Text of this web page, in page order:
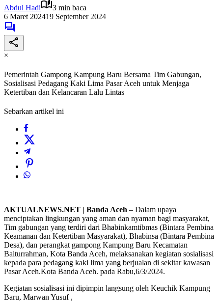
Abdul Hadi
3 min baca
6 Maret 202419 September 2024
×
Pemerintah Gampong Kampung Baru Bersama Tim Gabungan,
Sosialisasi Pedagang Kaki Lima Pasar Aceh untuk Menjaga
Ketertiban dan Kelancaran Lalu Lintas
Sebarkan artikel ini
AKTUALNEWS.NET | Banda Aceh – Dalam upaya
menciptakan lingkungan yang aman dan nyaman bagi masyarakat,
Tim gabungan yang terdiri dari Bhabinkamtibmas (Bintara Pembina
Keamanan dan Ketertiban Masyarakat), Bhabinsa (Bintara Pembina
Desa), dan perangkat gampong Kampung Baru Kecamatan
Baiturrahman, Kota Banda Aceh, melaksanakan kegiatan sosialisasi
kepada para pedagang kaki lima yang berjualan di sekitar kawasan
Pasar Aceh.Kota Banda Aceh. pada Rabu,6/3/2024.
Kegiatan sosialisasi ini dipimpin langsung oleh Keuchik Kampung
Baru, Marwan Yusuf ,